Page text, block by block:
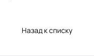
Назад к списку